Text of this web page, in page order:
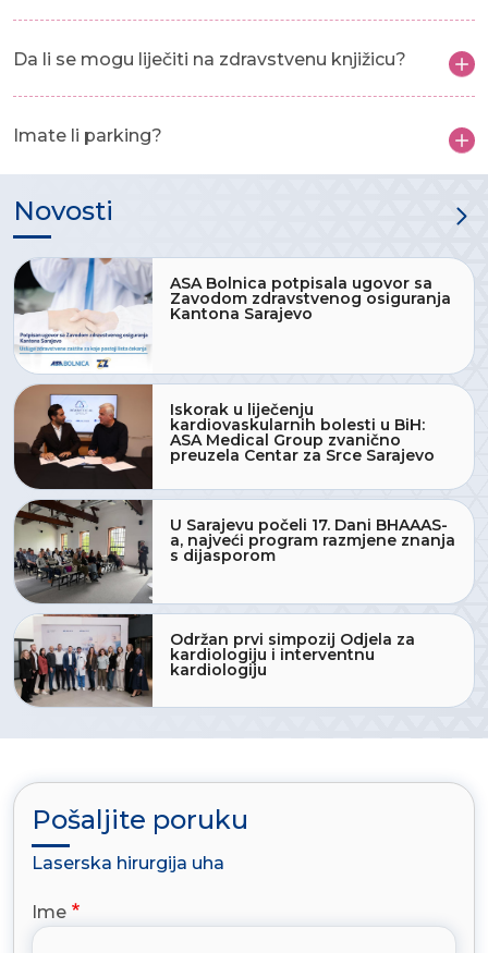
Da li se mogu liječiti na zdravstvenu knjižicu?
Imate li parking?
Novosti
ASA Bolnica potpisala ugovor sa
Zavodom zdravstvenog osiguranja
Kantona Sarajevo
Iskorak u liječenju
kardiovaskularnih bolesti u BiH:
ASA Medical Group zvanično
preuzela Centar za Srce Sarajevo
U Sarajevu počeli 17. Dani BHAAAS-
a, najveći program razmjene znanja
s dijasporom
Održan prvi simpozij Odjela za
kardiologiju i interventnu
kardiologiju
Pošaljite poruku
Laserska hirurgija uha
Ime